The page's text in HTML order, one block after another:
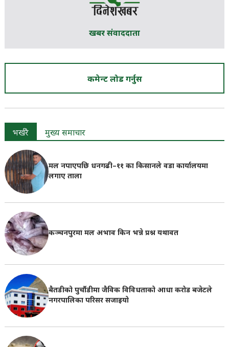
खबर संवाददाता
कमेन्ट लोड गर्नुस
भर्खरै मुख्य समाचार
मल नपाएपछि धनगढी–११ का किसानले वडा कार्यालयमा
लगाए ताला
कञ्चनपुरमा मल अभाव किन भन्ने प्रश्न यथावत
बैतडीको पुर्चौडीमा जैविक विविधताको आधा करोड बजेटले
नगरपालिका परिसर सजाइयो